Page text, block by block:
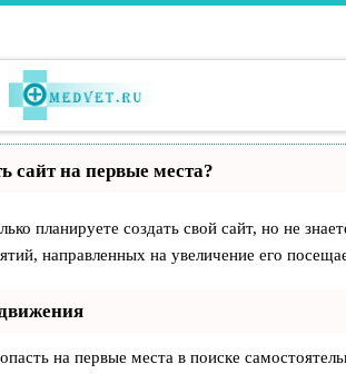
сайт на первые места?
планируете создать свой сайт, но не
направленных на увеличение его
на первые места в поиске